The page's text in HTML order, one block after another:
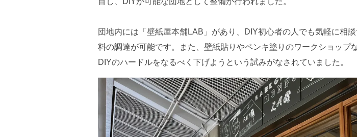
団地内には「壁紙屋本舗LAB」があり、DIY初心者の人でも気軽に相
料の調達が可能です。また、壁紙貼りやペンキ塗りのワークショップ
DIYのハードルをなるべく下げようという試みがなされていました。